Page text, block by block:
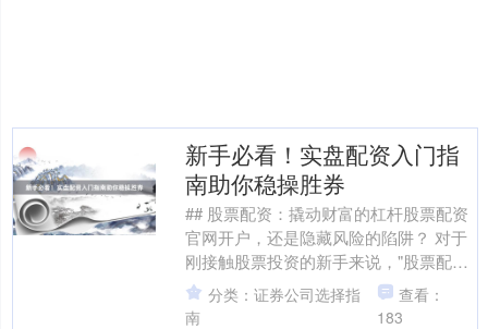
新手必看！实盘配资入门指
南助你稳操胜券
## 股票配资：撬动财富的杠杆股票配资
官网开户，还是隐藏风险的陷阱？ 对于
刚接触股票投资的新手来说，"股票配
资"这个词既充满诱惑又暗藏风险。简单
来说，股票配资是....
分类：证券公司选择指
南
查看：
183